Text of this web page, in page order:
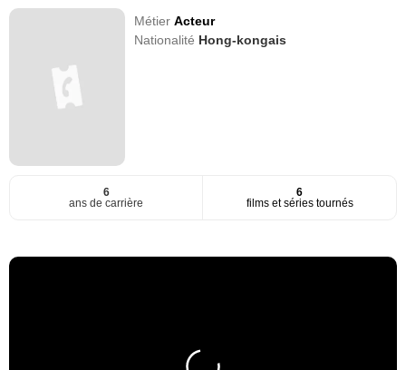
MétierActeur
Nationalité Hong-kongais
6
ans de carrière
6
films et séries tournés